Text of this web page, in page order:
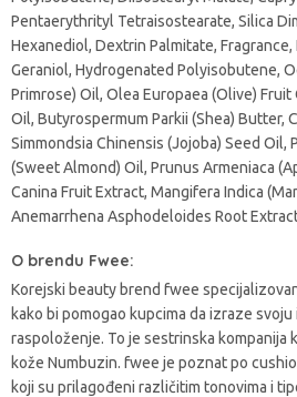
Pentaerythrityl Tetraisostearate, Silica
Hexanediol, Dextrin Palmitate,
Geraniol, Hydrogenated Polyisobutene,
Primrose) Oil, Olea Europaea (Olive)
Oil, Butyrospermum Parkii (Shea) Butter,
Simmondsia Chinensis (Jojoba) Seed Oil,
(Sweet Almond) Oil, Prunus Armeniaca
Canina Fruit Extract, Mangifera Indica
Anemarrhena Asphodeloides Root
O brendu Fwee:
Korejski beauty brend fwee
kako bi pomogao kupcima da izraze
raspoloženje. To je sestrinska kompanija
kože Numbuzin. fwee je poznat po
koji su prilagođeni različitim tonovima i